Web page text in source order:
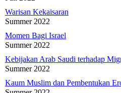
Warisan Kekaisaran
Summer 2022
Momen Bagi Israel
Summer 2022
Kebijakan Arab Saudi terhadap
Summer 2022
Kaum Muslim dan Pembentukan